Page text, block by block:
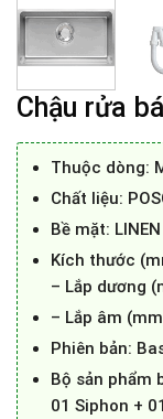
Chậu rửa
Thuộc dòng:
Chất liệu:
Bề mặt:
Kích thước
– Lắp dương
– Lắp âm
Phiên bản:
Bộ sản phẩm
01 Siphon +